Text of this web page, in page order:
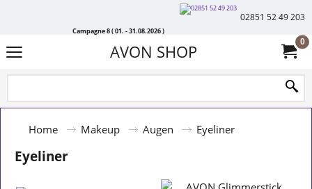
Campagne 8 ( 01. - 31.08.2026 )
02851 52 49 203
AVON SHOP 0
Home Makeup Augen Eyeliner
Eyeliner